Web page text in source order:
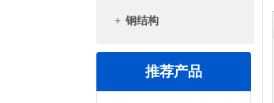
+ 钢结构
推荐产品